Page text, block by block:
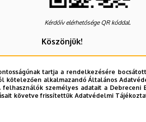
tartja a rendelkezésére
kötelezően alkalmazandó Általános
felhasználók személyes adatait a
követve frissítettük Adatvédelmi
Kérdőív elérhetősége QR kóddal.
Köszönjük!
Kenézy Gyula Campus
4031 Debrecen, Bartók B. 2-
Tel.: 52 511-840